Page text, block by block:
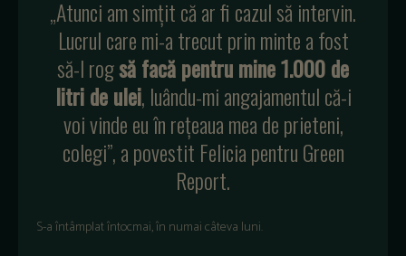
„Atunci am simțit că ar fi cazul să intervin.
Lucrul care mi-a trecut prin minte a fost
să-l rogsă facă pentru mine 1.000 de
litri de ulei, luându-mi angajamentul că-i
voi vinde eu în rețeaua mea de prieteni,
colegi”, a povestit Felicia pentru Green
Report.
S-a întâmplat întocmai, în numai câteva luni.